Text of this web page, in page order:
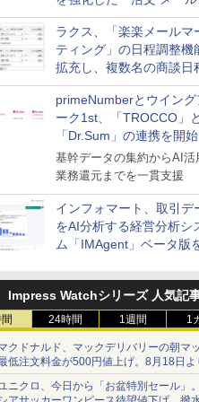
送信防止アドインサービ
を提供
ラクス、「楽楽メールマ
ティング」の日程調整機
拡充し、複数名の商談日
整を効率化
primeNumberとウイング
ーク1st、「TROCCO」と
「Dr.Sum」の連携を開始
基幹データの集約からAI活
業務還元までを一貫支援
インフォマート、取引デ
をAI分析する経営分析シ
ム「IMAgent」ベータ版
Impress Watchシリーズ 人気記
24時間 1週間 1
クドナルド、マックデリバリーの朝マ
低注文料金が500円値上げ。8月18日よ
円から受付
ニクロ、今日から「お盆特別セール」